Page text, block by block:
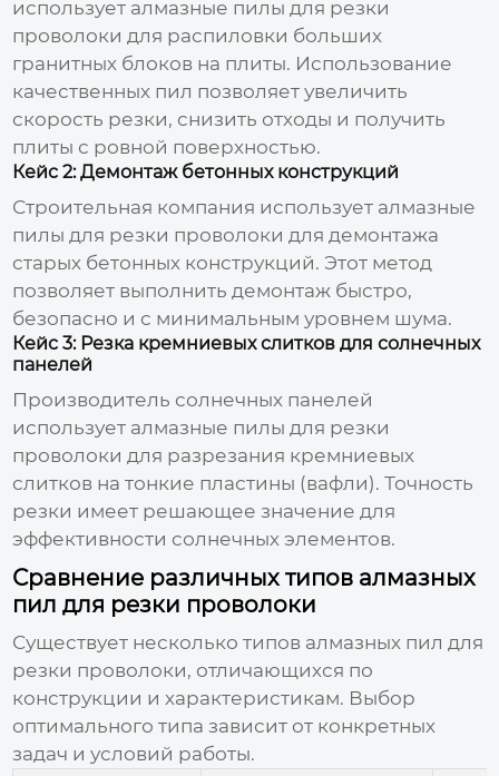
использует алмазные пилы для резки
проволоки для распиловки больших
гранитных блоков на плиты. Использование
качественных пил позволяет увеличить
скорость резки, снизить отходы и получить
плиты с ровной поверхностью.
Кейс 2: Демонтаж бетонных конструкций
Строительная компания использует алмазные
пилы для резки проволоки для демонтажа
старых бетонных конструкций. Этот метод
позволяет выполнить демонтаж быстро,
безопасно и с минимальным уровнем шума.
Кейс 3: Резка кремниевых слитков для солнечных
панелей
Производитель солнечных панелей
использует алмазные пилы для резки
проволоки для разрезания кремниевых
слитков на тонкие пластины (вафли). Точность
резки имеет решающее значение для
эффективности солнечных элементов.
Сравнение различных типов алмазных
пил для резки проволоки
Существует несколько типов алмазных пил для
резки проволоки, отличающихся по
конструкции и характеристикам. Выбор
оптимального типа зависит от конкретных
задач и условий работы.